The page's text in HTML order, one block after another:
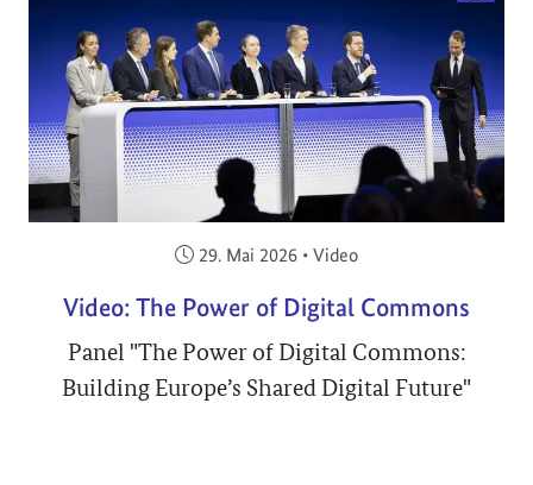
Veröffentlicht am:
29. Mai 2026 • Video
Video: The Power of Digital Commons
Panel "The Power of Digital Commons:
Building Europe’s Shared Digital Future"